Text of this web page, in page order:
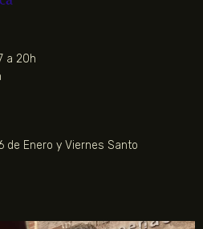
a 20h
de Enero y Viernes Santo